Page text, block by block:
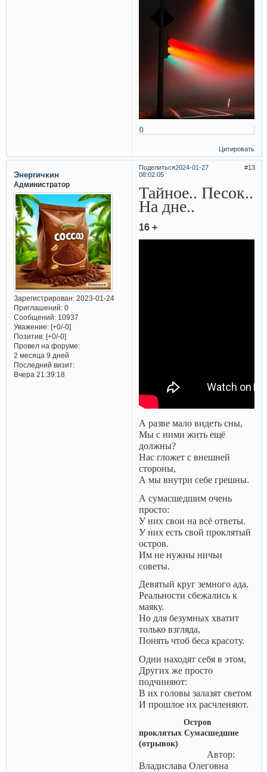
0
Цитировать
Поделиться 13
2024-01-27
08:02:05
Энергичкин
Администратор
Зарегистрирован: 2023-01-24
Приглашений:0
Сообщений:10937
Уважение: [+0/-0]
Позитив: [+0/-0]
Провел на форуме:
2 месяца 9 дней
Последний визит:
Вчера 21:39:18
Тайное.. Песок..
На дне..
16 +
А разве мало видеть сны,
Мы с ними жить ещё
должны?
Нас гложет с внешней
стороны,
А мы внутри себе грешны.
А сумасшедшим очень
просто:
У них свои на всё ответы.
У них есть свой проклятый
остров.
Им не нужны ничьи
советы.
Девятый круг земного ада.
Реальности сбежались к
маяку.
Но для безумных хватит
только взгляда,
Понять чтоб беса красоту.
Одни находят себя в этом,
Других же просто
подчиняют:
В их головы залазят светом
И прошлое их расчленяют.
Остров
проклятых Сумасшедшие
(отрывок)
Автор:
Владислава Олеговна